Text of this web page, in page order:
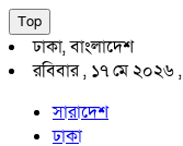
Top
ঢাকা, বাংলাদেশ
রবিবার , ১৭ মে ২০২৬ ,
সারাদেশ
ঢাকা